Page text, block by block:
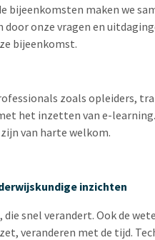
bijeenkomsten maken we
onze vragen en
bijeenkomst.
zoals opleiders,
het inzetten van e-
van harte welkom.
inzichten
snel verandert. Ook de
veranderen met de tijd.